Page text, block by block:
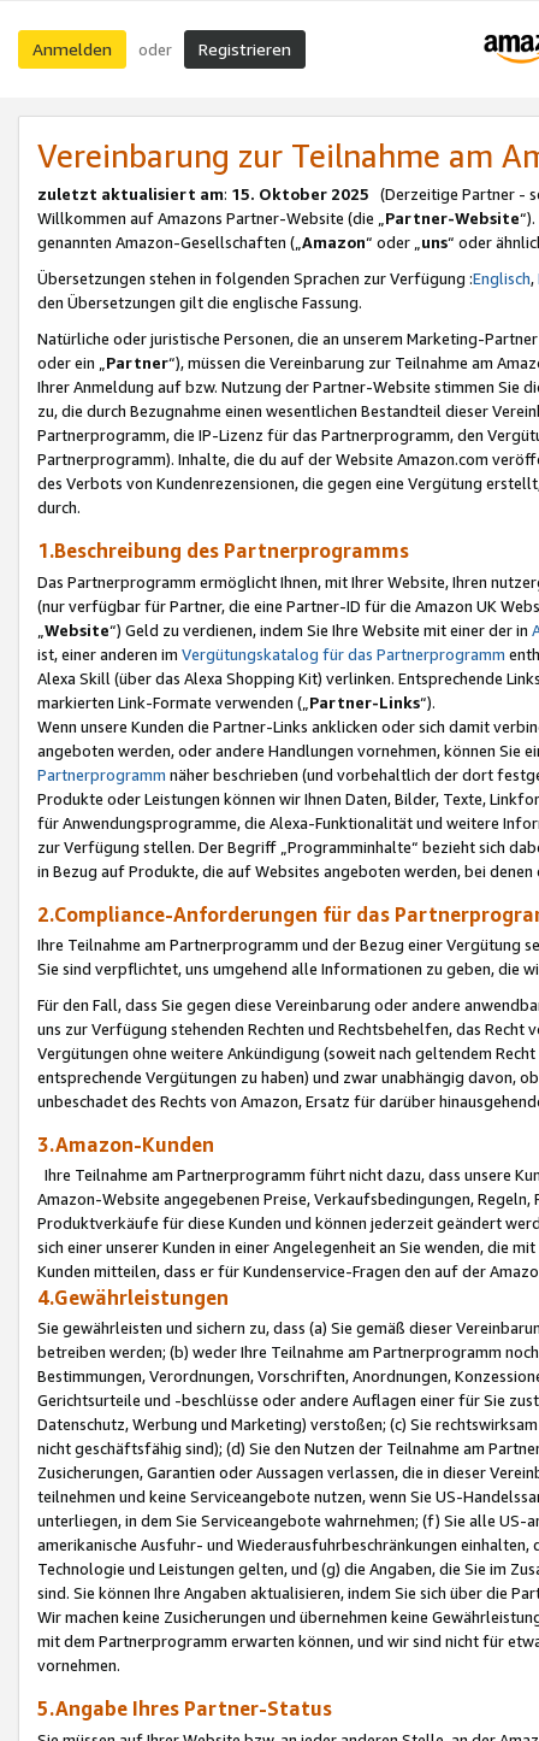
Anmelden oder Registrieren
Vereinbarung zur Teilnahme am
zuletzt aktualisiert am: 15. Oktober 2025 (Derzeitige Partner -
Willkommen auf Amazons Partner-Website (die „Partner-Website
genannten Amazon-Gesellschaften („Amazon“ oder „uns“ oder
Übersetzungen stehen in folgenden Sprachen zur Verfügung :Englisch,
den Übersetzungen gilt die englische Fassung.
Natürliche oder juristische Personen, die an unserem Marketing-
oder ein „Partner“), müssen die Vereinbarung zur Teilnahme am
Ihrer Anmeldung auf bzw. Nutzung der Partner-Website stimmen Sie
zu, die durch Bezugnahme einen wesentlichen Bestandteil dieser
Partnerprogramm, die IP-Lizenz für das Partnerprogramm, den
Partnerprogramm). Inhalte, die du auf der Website Amazon.com
des Verbots von Kundenrezensionen, die gegen eine Vergütung
durch.
1.Beschreibung des Partnerprogramms
Das Partnerprogramm ermöglicht Ihnen, mit Ihrer Website, Ihren
(nur verfügbar für Partner, die eine Partner-ID für die Amazon UK
Website“) Geld zu verdienen, indem Sie Ihre Website mit einer der in
ist, einer anderen im Vergütungskatalog für das Partnerprogramm
Alexa Skill (über das Alexa Shopping Kit) verlinken. Entsprechende
markierten Link-Formate verwenden („ Partner-Links“).
Wenn unsere Kunden die Partner-Links anklicken oder sich damit
angeboten werden, oder andere Handlungen vornehmen, können Sie
Partnerprogramm näher beschrieben (und vorbehaltlich der dort
Produkte oder Leistungen können wir Ihnen Daten, Bilder, Texte,
für Anwendungsprogramme, die Alexa-Funktionalität und weitere
zur Verfügung stellen. Der Begriff „Programminhalte“ bezieht sich
in Bezug auf Produkte, die auf Websites angeboten werden, bei
2.Compliance-Anforderungen für das
Ihre Teilnahme am Partnerprogramm und der Bezug einer Vergütung
Sie sind verpflichtet, uns umgehend alle Informationen zu geben, die
Für den Fall, dass Sie gegen diese Vereinbarung oder andere
uns zur Verfügung stehenden Rechten und Rechtsbehelfen, das
Vergütungen ohne weitere Ankündigung (soweit nach geltendem
entsprechende Vergütungen zu haben) und zwar unabhängig davon,
unbeschadet des Rechts von Amazon, Ersatz für darüber
3.Amazon-Kunden
Ihre Teilnahme am Partnerprogramm führt nicht dazu, dass unsere
Amazon-Website angegebenen Preise, Verkaufsbedingungen,
Produktverkäufe für diese Kunden und können jederzeit geändert
sich einer unserer Kunden in einer Angelegenheit an Sie wenden, die
Kunden mitteilen, dass er für Kundenservice-Fragen den auf der
4.Gewährleistungen
Sie gewährleisten und sichern zu, dass (a) Sie gemäß dieser
betreiben werden; (b) weder Ihre Teilnahme am Partnerprogramm
Bestimmungen, Verordnungen, Vorschriften, Anordnungen,
Gerichtsurteile und -beschlüsse oder andere Auflagen einer für Sie
Datenschutz, Werbung und Marketing) verstoßen; (c) Sie
nicht geschäftsfähig sind); (d) Sie den Nutzen der Teilnahme am
Zusicherungen, Garantien oder Aussagen verlassen, die in dieser
teilnehmen und keine Serviceangebote nutzen, wenn Sie US-
unterliegen, in dem Sie Serviceangebote wahrnehmen; (f) Sie alle
amerikanische Ausfuhr- und Wiederausfuhrbeschränkungen
Technologie und Leistungen gelten, und (g) die Angaben, die Sie im
sind. Sie können Ihre Angaben aktualisieren, indem Sie sich über die
Wir machen keine Zusicherungen und übernehmen keine
mit dem Partnerprogramm erwarten können, und wir sind nicht für
vornehmen.
5.Angabe Ihres Partner-Status